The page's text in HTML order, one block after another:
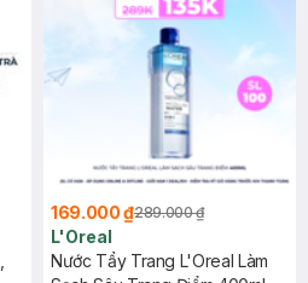
169.000 ₫289.000 ₫
L'Oreal
Nước Tẩy Trang L'Oreal Làm